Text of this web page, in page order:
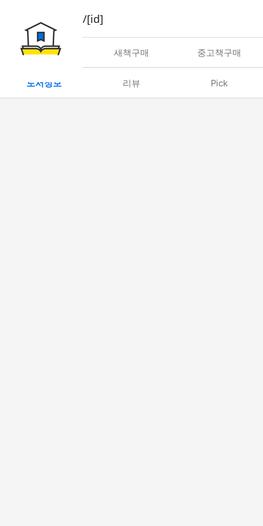
book/rent/[id]
대여 새책구매 중고책구매
도서정보 리뷰 Pick